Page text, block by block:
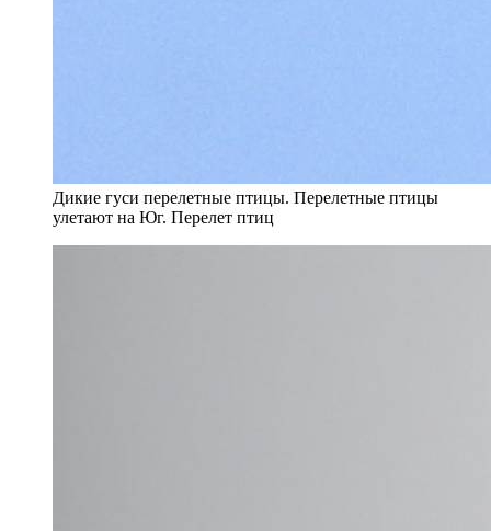
Дикие гуси перелетные птицы. Перелетные птицы
улетают на Юг. Перелет птиц